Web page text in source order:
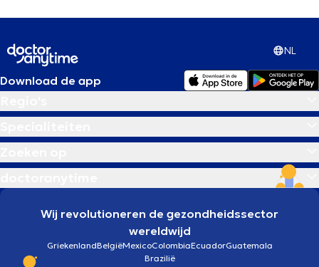
NL
Download de app
Wij revolutioneren de gezondheidssector
wereldwijd
GriekenlandBelgiëMexicoColombiaEcuadorGuatemala
Brazilië